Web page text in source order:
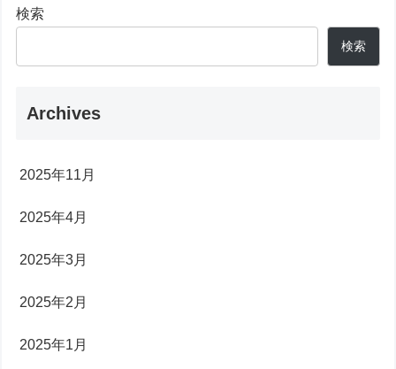
検索
検索
Archives
2025年11月
2025年4月
2025年3月
2025年2月
2025年1月